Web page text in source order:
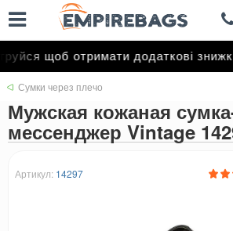
щоб отримати додаткові знижки
Сумки через плечо
Мужская кожаная
мессенджер Vintage
Артикул: 14297